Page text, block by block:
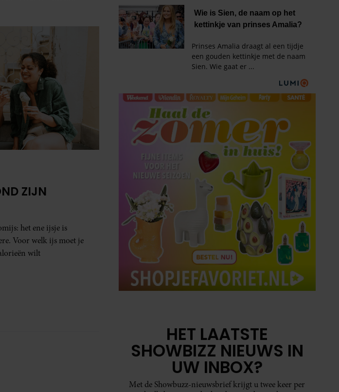
vooral overleefde en
verwijderd raakte.
ZIJN
het ene ijsje is
Voor welk ijs moet je
wilt
HET LAATSTE
SHOWBIZZ NIEUWS IN
UW INBOX?
Met de Showbuzz-nieuwsbrief krijgt u twee keer per